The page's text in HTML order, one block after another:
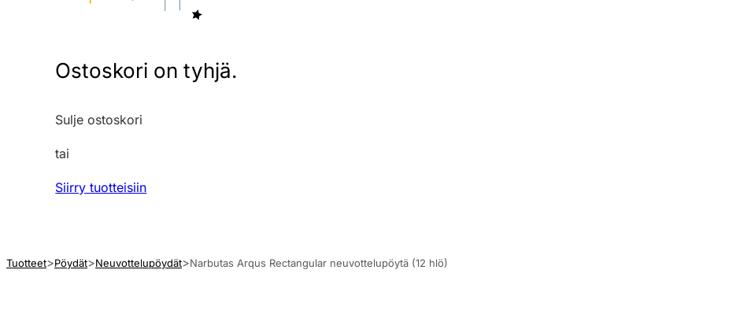
Ostoskori on tyhjä.
Sulje ostoskori
tai
Siirry tuotteisiin
Tuotteet Pöydät Neuvottelupöydät Narbutas Arqus Rectangular neuvottelupöytä (12 hlö)